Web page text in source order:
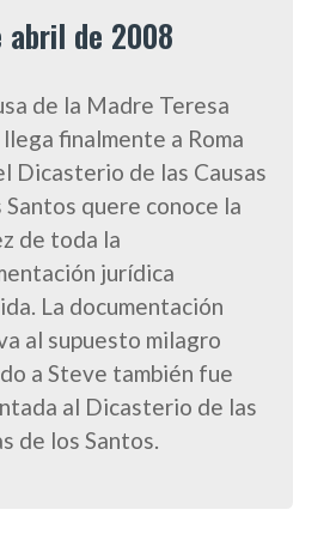
abril de 2008
de la Madre Teresa
finalmente a Roma
Dicasterio de las Causas
Santos quere conoce la
de toda la
jurídica
La documentación
al supuesto milagro
a Steve también fue
al Dicasterio de las
de los Santos.